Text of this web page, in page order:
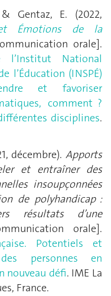
& Gentaz, E. (2022,
Émotions de la
orale].
l’Institut National
l’Éducation (INSPÉ)
et favoriser
comment ?
disciplines.
décembre).Apports
et entraîner des
insoupçonnées
de polyhandicap :
résultats d’une
orale].
Potentiels et
personnes en
nouveau défi. IME La
France.